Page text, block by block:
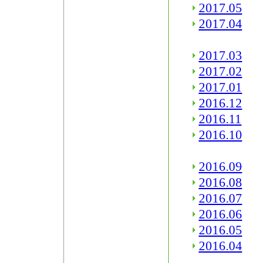
2017.05
2017.04
2017.03
2017.02
2017.01
2016.12
2016.11
2016.10
2016.09
2016.08
2016.07
2016.06
2016.05
2016.04